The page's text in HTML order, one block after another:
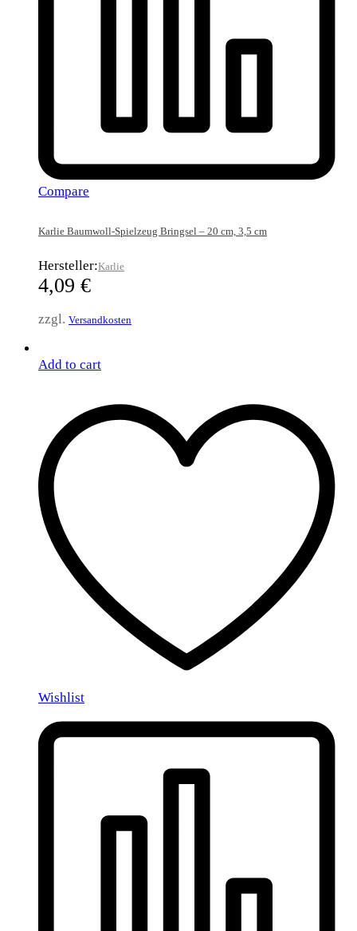
Compare
Karlie Baumwoll-Spielzeug Bringsel – 20 cm, 3,5 cm
Hersteller:Karlie
4,09 €
zzgl. Versandkosten
Add to cart
Wishlist